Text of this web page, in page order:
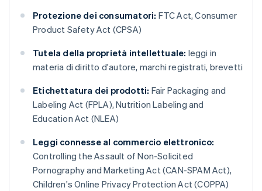
Protezione dei consumatori: FTC Act, Consumer
Product Safety Act (CPSA)
Tutela della proprietà intellettuale: leggi in
materia di diritto d'autore, marchi registrati, brevetti
Etichettatura dei prodotti: Fair Packaging and
Labeling Act (FPLA), Nutrition Labeling and
Education Act (NLEA)
Leggi connesse al commercio elettronico:
Controlling the Assault of Non-Solicited
Pornography and Marketing Act (CAN-SPAM Act),
Children's Online Privacy Protection Act (COPPA)